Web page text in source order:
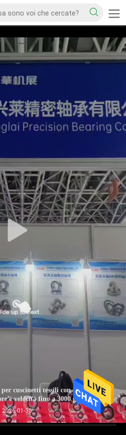
cuscinetti tessili con
e velocità fino a 3000 giri/min
2026-01-30